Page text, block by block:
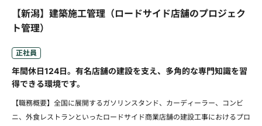
【新潟】建築施工管理（ロードサイド店舗のプロジェク
ト管理）
正社員
年間休日124日。有名店舗の建設を支え、多角的な専門知識を習
得できる環境です。
【職務概要】全国に展開するガソリンスタンド、カーディーラー、コンビ
ニ、外食レストランといったロードサイド商業店舗の建設工事におけるプロ